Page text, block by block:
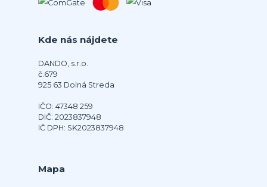
Kde nás nájdete
DANDO, s.r.o.
č.679
925 63 Dolná Streda
IČO: 47348 259
DIČ: 2023837948
IČ DPH: SK2023837948
Mapa